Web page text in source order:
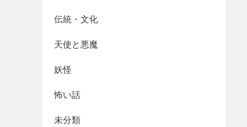
伝統・文化
天使と悪魔
妖怪
怖い話
未分類